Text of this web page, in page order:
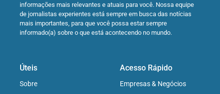
informações mais relevantes e atuais para você. Nossa equipe
de jornalistas experientes está sempre em busca das notícias
mais importantes, para que você possa estar sempre
informado(a) sobre o que está acontecendo no mundo.
Úteis
Sobre
Acesso Rápido
Empresas & Negócios